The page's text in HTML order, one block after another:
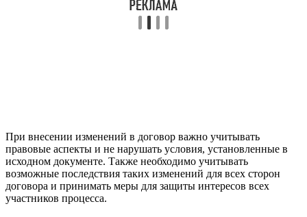
При внесении изменений в договор важно учитывать
правовые аспекты и не нарушать условия, установленные в
исходном документе. Также необходимо учитывать
возможные последствия таких изменений для всех сторон
договора и принимать меры для защиты интересов всех
участников процесса.